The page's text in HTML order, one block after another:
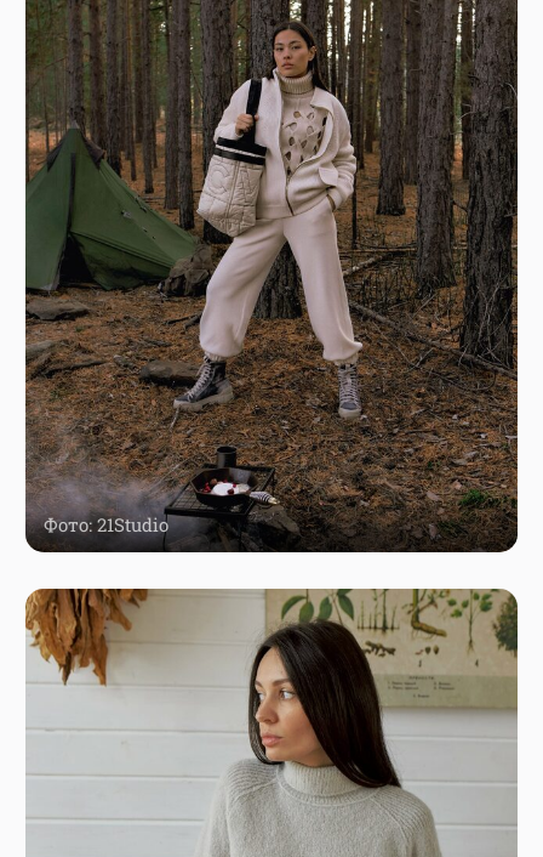
Фото: 21Studio